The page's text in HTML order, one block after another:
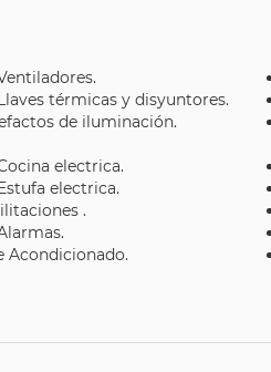
térmicas y disyuntores.
de iluminación.
electrica.
electrica.
.
Acondicionado.